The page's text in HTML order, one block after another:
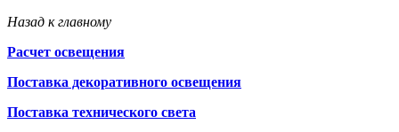
Назад к главному
Расчет освещения
Поставка декоративного освещения
Поставка технического света